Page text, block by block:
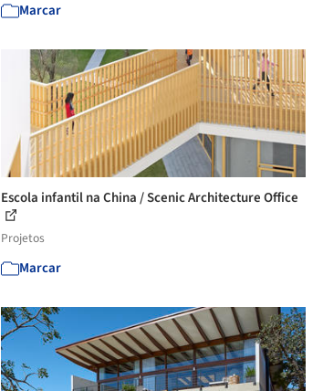
Marcar
Escola infantil na China / Scenic Architecture Office
Projetos
Marcar